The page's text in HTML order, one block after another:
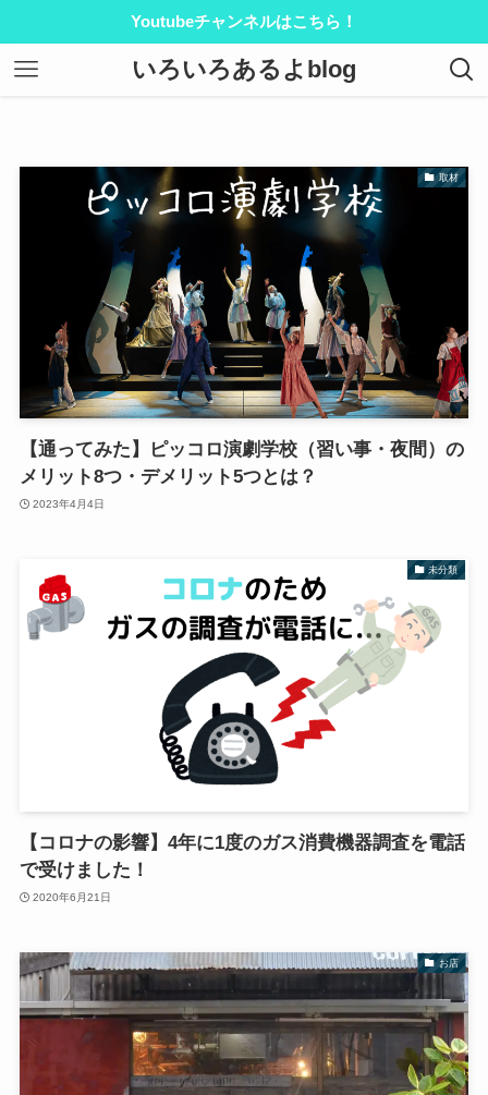
Youtubeチャンネルはこちら！
いろいろあるよblog
取材
【通ってみた】ピッコロ演劇学校（習い事・夜間）の
メリット8つ・デメリット5つとは？
2023年4月4日
未分類
【コロナの影響】4年に1度のガス消費機器調査を電話
で受けました！
2020年6月21日
お店